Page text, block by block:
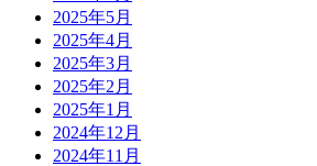
2025年5月
2025年4月
2025年3月
2025年2月
2025年1月
2024年12月
2024年11月